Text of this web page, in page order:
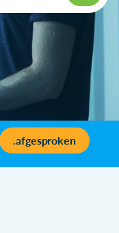
.afgesproken